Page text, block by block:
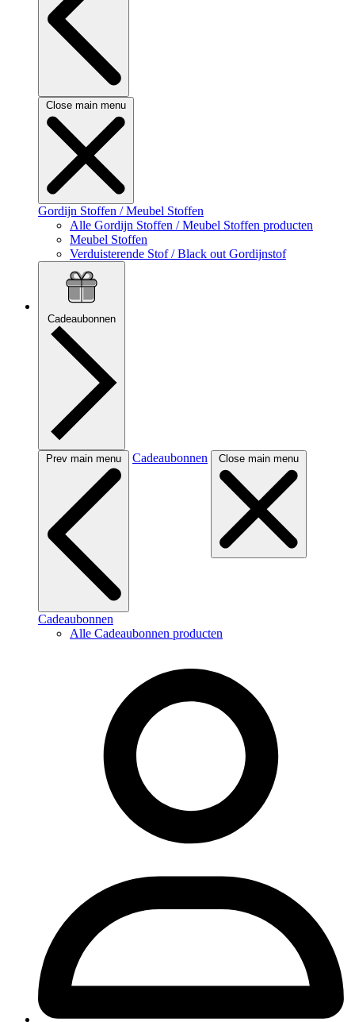
Close main menu
Gordijn Stoffen / Meubel Stoffen
Alle Gordijn Stoffen / Meubel Stoffen producten
Meubel Stoffen
Verduisterende Stof / Black out Gordijnstof
Cadeaubonnen
Prev main menu Cadeaubonnen Close main menu
Cadeaubonnen
Alle Cadeaubonnen producten